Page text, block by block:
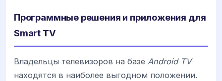
Программные решения и приложения для
Smart TV
Владельцы телевизоров на базе Android TV
находятся в наиболее выгодном положении.